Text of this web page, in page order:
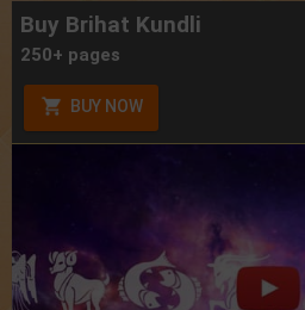
Buy Brihat Kundli
250+ pages
BUY NOW